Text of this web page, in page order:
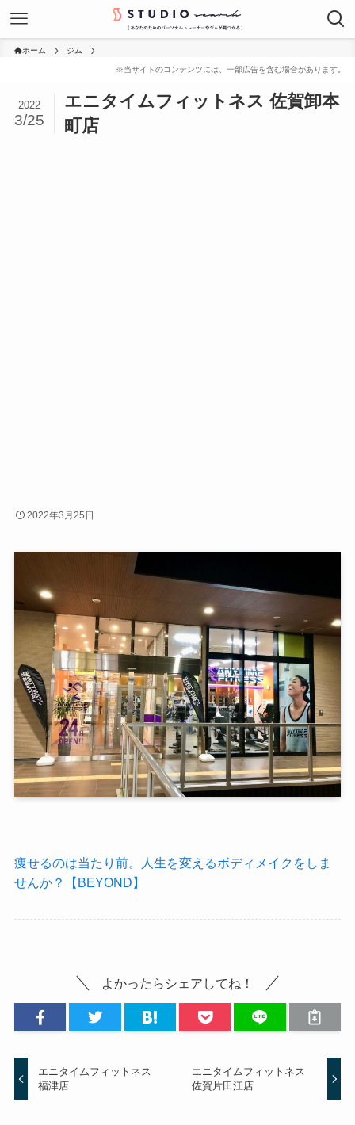
ホーム ジム
エニタイムフィットネス 佐賀卸本
町店
2022
3/25
2022年3月25日
痩せるのは当たり前。人生を変えるボディメイクをしま
せんか？【BEYOND】
よかったらシェアしてね！
エニタイムフィットネス
福津店
エニタイムフィットネス
佐賀片田江店